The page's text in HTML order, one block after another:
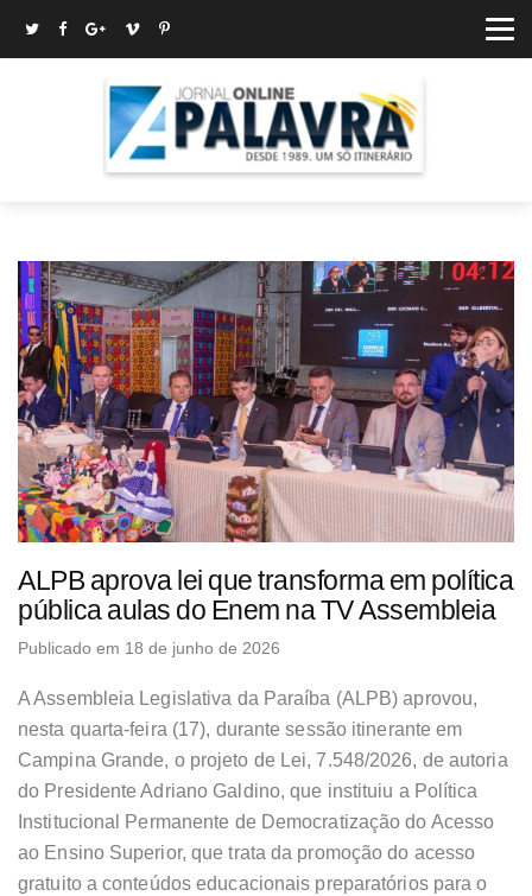
ALPB aprova lei que transforma em política
pública aulas do Enem na TV Assembleia
Publicado em 18 de junho de 2026
A Assembleia Legislativa da Paraíba (ALPB) aprovou,
nesta quarta-feira (17), durante sessão itinerante em
Campina Grande, o projeto de Lei, 7.548/2026, de autoria
do Presidente Adriano Galdino, que instituiu a Política
Institucional Permanente de Democratização do Acesso
ao Ensino Superior, que trata da promoção do acesso
gratuito a conteúdos educacionais preparatórios para o